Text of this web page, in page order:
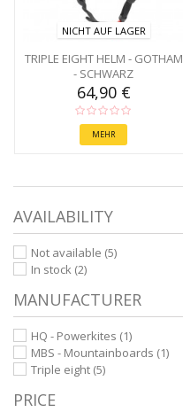
NICHT AUF LAGER
TRIPLE EIGHT HELM - GOTHAM
- SCHWARZ
64,90 €
MEHR
AVAILABILITY
Not available (5)
In stock (2)
MANUFACTURER
HQ - Powerkites (1)
MBS - Mountainboards (1)
Triple eight (5)
PRICE